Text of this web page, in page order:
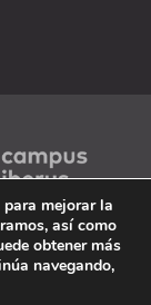
mejorar la
así como
obtener más
navegando,